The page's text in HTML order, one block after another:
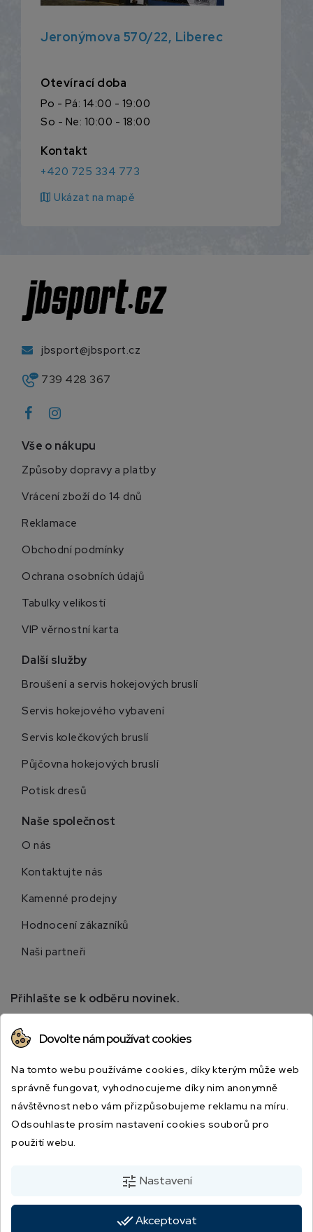
Jeronýmova 570/22, Liberec
Otevírací doba
Po - Pá: 14:00 - 19:00
So - Ne: 10:00 - 18:00
Kontakt
+420 725 334 773
map Ukázat na mapě
jbsport@jbsport.cz
739 428 367
Vše o nákupu
Způsoby dopravy a platby
Vrácení zboží do 14 dnů
Reklamace
Obchodní podmínky
Ochrana osobních údajů
Tabulky velikostí
VIP věrnostní karta
Další služby
Broušení a servis hokejových bruslí
Servis hokejového vybavení
Servis kolečkových bruslí
Půjčovna hokejových bruslí
Potisk dresů
Naše společnost
O nás
Kontaktujte nás
Kamenné prodejny
Hodnocení zákazníků
Naši partneři
Přihlašte se k odběru novinek.
speciálních slevách.
Dovolte nám používat cookies
Na tomto webu používáme cookies, díky kterým může web
správně fungovat, vyhodnocujeme díky nim anonymně
návštěvnost nebo vám přizpůsobujeme reklamu na míru.
Odsouhlaste prosím nastavení cookies souborů pro
použití webu.
tune Nastavení
done_allAkceptovat